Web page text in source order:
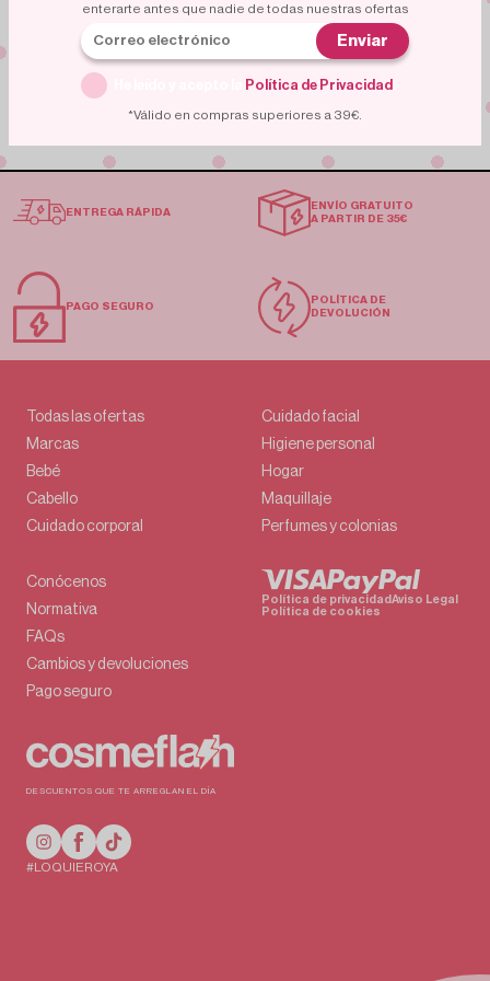
Unete a una comunidad de compradores expertos.
Miles de personas ya aprovechan estas ofertas.
¿Vas a quedarte fuera?
ENTREGA RÁPIDA
ENVÍO GRATUITO
A PARTIR DE 35€
PAGO SEGURO
POLÍTICA DE
DEVOLUCIÓN
DESCUENTOS QUE TE ARREGLAN EL DÍA
Conócenos
Normativa
FAQs
Cambios y devoluciones
Pago seguro
Todas las ofertas
Marcas
Bebé
Cabello
Cuidado corporal
Cuidado facial
Higiene personal
Hogar
Maquillaje
Perfumes y colonias
Política de privacidadAviso Legal
Política de cookies
#LOQUIEROYA
enterarte antes que nadie de todas nuestras ofertas
Enviar
Política de Privacidad
*Válido en compras superiores a 39€.